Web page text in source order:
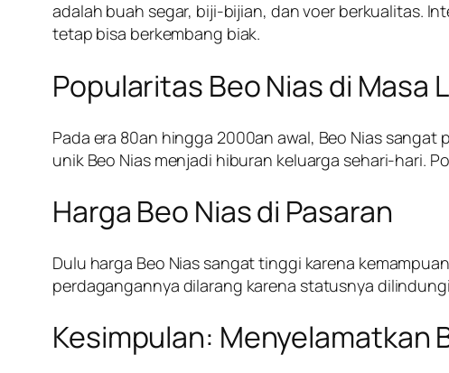
adalah buah segar, biji-bijian, dan voer berkualitas.
tetap bisa berkembang biak.
Popularitas Beo Nias di Masa
Pada era 80an hingga 2000an awal, Beo Nias
unik Beo Nias menjadi hiburan keluarga sehari-hari.
Harga Beo Nias di Pasaran
Dulu harga Beo Nias sangat tinggi karena
perdagangannya dilarang karena statusnya
Kesimpulan: Menyelamatkan